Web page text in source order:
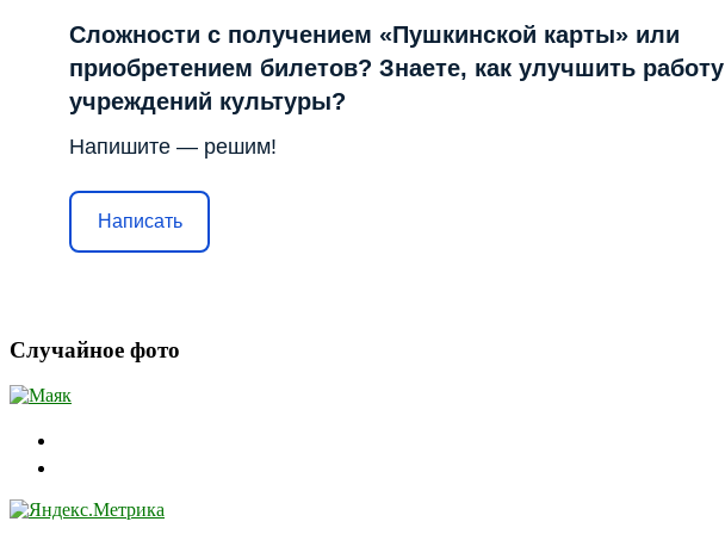
Сложности с получением «Пушкинской карты» или
приобретением билетов? Знаете, как улучшить работу
учреждений культуры?
Напишите — решим!
Написать
Случайное фото